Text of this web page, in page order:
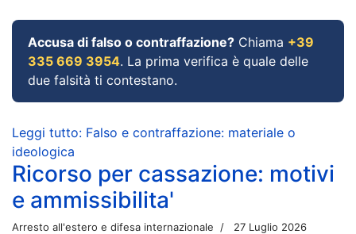
Accusa di falso o contraffazione? Chiama +39
335 669 3954. La prima verifica è quale delle
due falsità ti contestano.
Leggi tutto: Falso e contraffazione: materiale o
ideologica
Ricorso per cassazione: motivi
e ammissibilita'
Arresto all'estero e difesa internazionale 27 Luglio 2026